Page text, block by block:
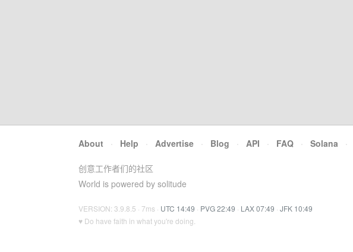
About · Help · Advertise · Blog · API · FAQ · Solana ·
创意工作者们的社区
World is powered by solitude
VERSION: 3.9.8.5 · 7ms · UTC 14:49 · PVG 22:49 · LAX 07:49 · JFK 10:49
♥ Do have faith in what you're doing.